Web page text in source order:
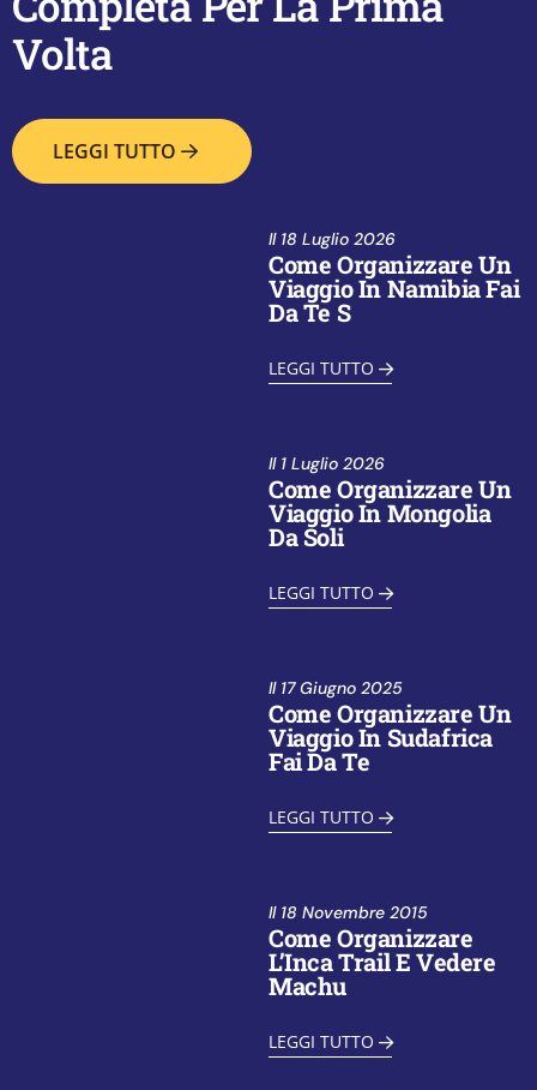
Volta
LEGGI TUTTO
Il18 Luglio 2026
Come Organizzare Un
Viaggio In Namibia Fai
Da Te S
LEGGI TUTTO
Il1 Luglio 2026
Come Organizzare Un
Viaggio In Mongolia
Da Soli
LEGGI TUTTO
Il17 Giugno 2025
Come Organizzare Un
Viaggio In Sudafrica
Fai Da Te
LEGGI TUTTO
Il18 Novembre 2015
Come Organizzare
L’Inca Trail E Vedere
Machu
LEGGI TUTTO